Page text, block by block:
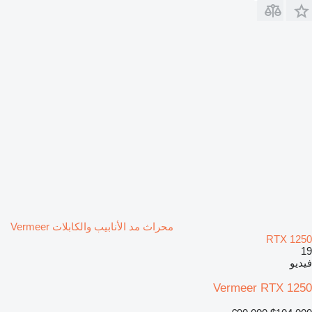
محراث مد الأنابيب والكابلات Vermeer
RTX 1250
19
فيديو
Vermeer RTX 1250